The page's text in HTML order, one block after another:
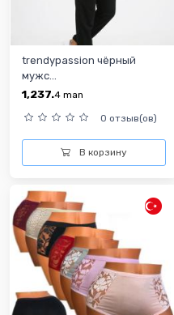
trendypassion чёрный
мужс...
1,237.4 man
0 отзыв(ов)
В корзину